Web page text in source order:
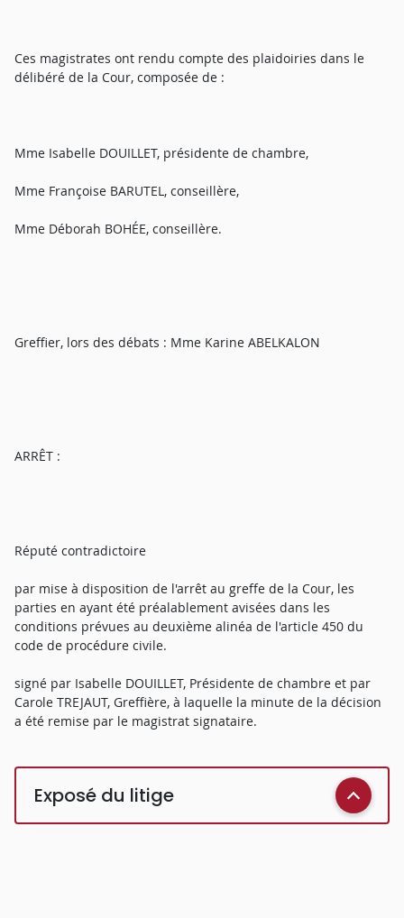
Ces magistrates ont rendu compte des plaidoiries dans le
délibéré de la Cour, composée de :
Mme Isabelle DOUILLET, présidente de chambre,
Mme Françoise BARUTEL, conseillère,
Mme Déborah BOHÉE, conseillère.
Greffier, lors des débats : Mme Karine ABELKALON
ARRÊT :
Réputé contradictoire
par mise à disposition de l'arrêt au greffe de la Cour, les
parties en ayant été préalablement avisées dans les
conditions prévues au deuxième alinéa de l'article 450 du
code de procédure civile.
signé par Isabelle DOUILLET, Présidente de chambre et par
Carole TREJAUT, Greffière, à laquelle la minute de la décision
a été remise par le magistrat signataire.
Exposé du litige